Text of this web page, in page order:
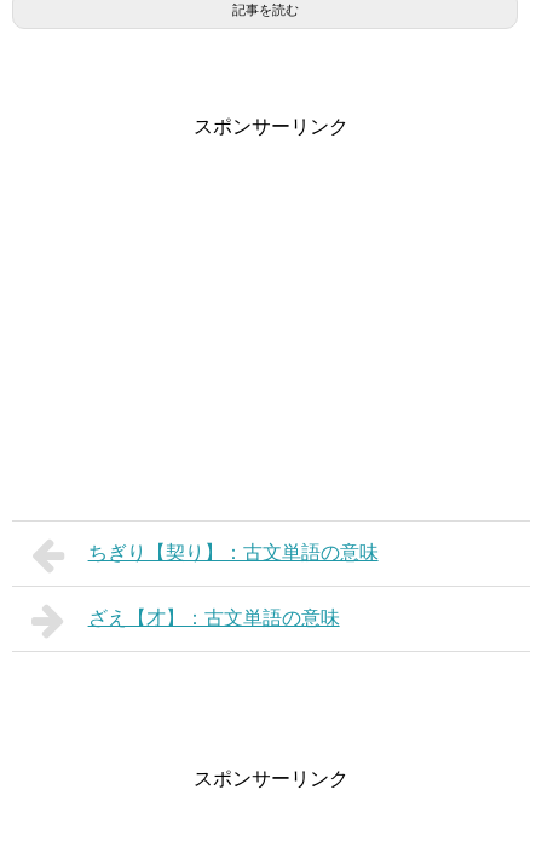
記事を読む
スポンサーリンク
ちぎり【契り】：古文単語の意味
ざえ【才】：古文単語の意味
スポンサーリンク